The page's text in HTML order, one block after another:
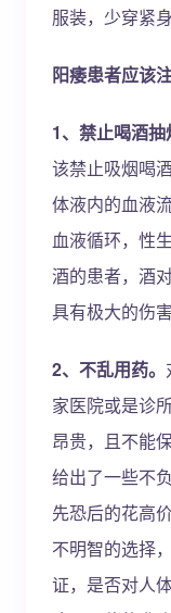
服装，少穿紧身
阳痿患者应该
1、禁止喝酒抽
该禁止吸烟喝
体液内的血液
血液循环，性
酒的患者，酒
具有极大的伤
2、不乱用药。
家医院或是诊
昂贵，且不能
给出了一些不
先恐后的花高
不明智的选择
证，是否对人